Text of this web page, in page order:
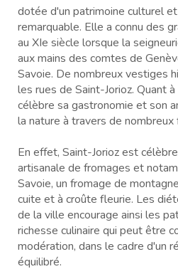
dotée d'un patrimoine culturel
remarquable. Elle a connu des
au XIe siècle lorsque la
aux mains des comtes de
Savoie. De nombreux vestiges
les rues de Saint-Jorioz. Quant
célèbre sa gastronomie et son
la nature à travers de nombreux
En effet, Saint-Jorioz est
artisanale de fromages et
Savoie, un fromage de
cuite et à croûte fleurie. Les
de la ville encourage ainsi les
richesse culinaire qui peut être
modération, dans le cadre d'un
équilibré.